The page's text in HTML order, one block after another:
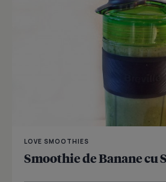
LOVE SMOOTHIES
Smoothie de Banane cu